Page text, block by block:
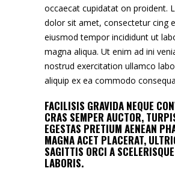
occaecat cupidatat on proident.
dolor sit amet, consectetur cing
eiusmod tempor incididunt ut
magna aliqua. Ut enim ad ini
nostrud exercitation ullamco
aliquip ex ea commodo
FACILISIS GRAVIDA NEQUE
CRAS SEMPER AUCTOR,
EGESTAS PRETIUM AENEAN
MAGNA ACET PLACERAT,
SAGITTIS ORCI A
LABORIS.